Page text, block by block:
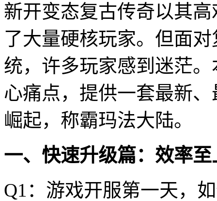
新开变态复古传奇以其
了大量硬核玩家。但面
统，许多玩家感到迷茫
心痛点，提供一套最新
崛起，称霸玛法大陆。
一、快速升级篇：效率
Q1：游戏开服第一天，